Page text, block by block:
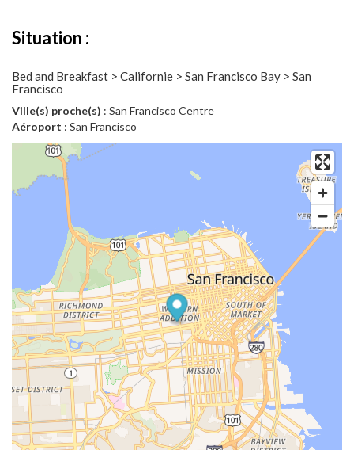
Situation :
Bed and Breakfast > Californie > San Francisco Bay > San
Francisco
Ville(s) proche(s) : San Francisco Centre
Aéroport : San Francisco